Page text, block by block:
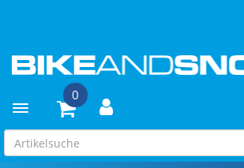
Toggle navigation
0